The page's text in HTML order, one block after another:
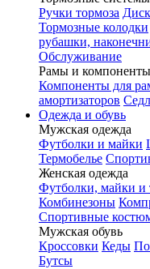
Ручки тормоза
Тормозные колодки
рубашки,
Обслуживание
Рамы и компоненты
Компоненты для
амортизаторов
Одежда и обувь
Мужская одежда
Футболки и майки
Термобелье
Женская одежда
Футболки, майки и
Комбинезоны
Спортивные
Мужская обувь
Кроссовки Кеды
Бутсы